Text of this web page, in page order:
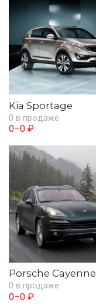
Kia Sportage
0 в продаже
0–0 ₽
Porsche Cayenne
0 в продаже
0–0 ₽